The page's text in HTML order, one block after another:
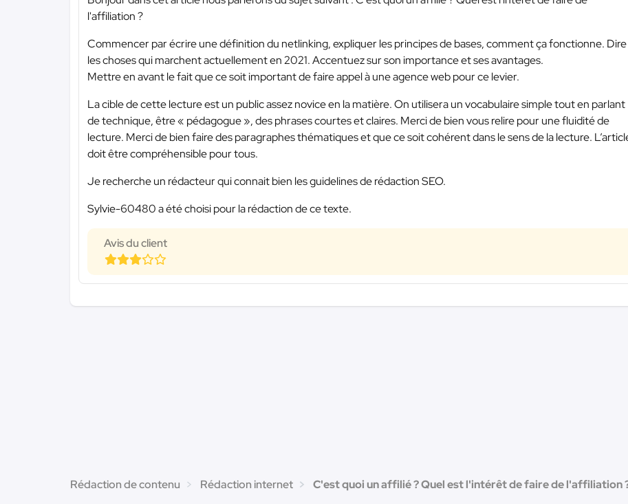
l'affiliation ?
Commencer par écrire une définition du netlinking, expliquer les principes de bases, comment ça fonctionne. Dire
les choses qui marchent actuellement en 2021. Accentuez sur son importance et ses avantages.
Mettre en avant le fait que ce soit important de faire appel à une agence web pour ce levier.
La cible de cette lecture est un public assez novice en la matière. On utilisera un vocabulaire simple tout en parlant
de technique, être « pédagogue », des phrases courtes et claires. Merci de bien vous relire pour une fluidité de
lecture. Merci de bien faire des paragraphes thématiques et que ce soit cohérent dans le sens de la lecture.
doit être compréhensible pour tous.
Je recherche un rédacteur qui connait bien les guidelines de rédaction SEO.
Sylvie-60480 a été choisi pour la rédaction de ce texte.
Avis du client
Rédaction de contenu Rédaction internet C'est quoi un affilié ? Quel est l'intérêt de faire de l'affiliation